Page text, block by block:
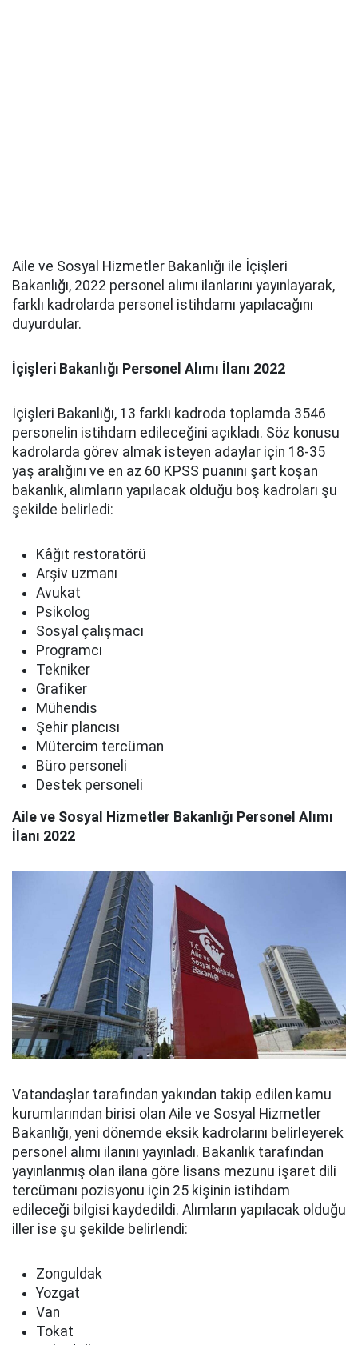
Aile ve Sosyal Hizmetler Bakanlığı ile İçişleri
Bakanlığı, 2022 personel alımı ilanlarını yayınlayarak,
farklı kadrolarda personel istihdamı yapılacağını
duyurdular.
İçişleri Bakanlığı Personel Alımı İlanı 2022
İçişleri Bakanlığı, 13 farklı kadroda toplamda 3546
personelin istihdam edileceğini açıkladı. Söz konusu
kadrolarda görev almak isteyen adaylar için 18-35
yaş aralığını ve en az 60 KPSS puanını şart koşan
bakanlık, alımların yapılacak olduğu boş kadroları şu
şekilde belirledi:
Kâğıt restoratörü
Arşiv uzmanı
Avukat
Psikolog
Sosyal çalışmacı
Programcı
Tekniker
Grafiker
Mühendis
Şehir plancısı
Mütercim tercüman
Büro personeli
Destek personeli
Aile ve Sosyal Hizmetler Bakanlığı Personel Alımı
İlanı 2022
Vatandaşlar tarafından yakından takip edilen kamu
kurumlarından birisi olan Aile ve Sosyal Hizmetler
Bakanlığı, yeni dönemde eksik kadrolarını belirleyerek
personel alımı ilanını yayınladı. Bakanlık tarafından
yayınlanmış olan ilana göre lisans mezunu işaret dili
tercümanı pozisyonu için 25 kişinin istihdam
edileceği bilgisi kaydedildi. Alımların yapılacak olduğu
iller ise şu şekilde belirlendi:
Zonguldak
Yozgat
Van
Tokat